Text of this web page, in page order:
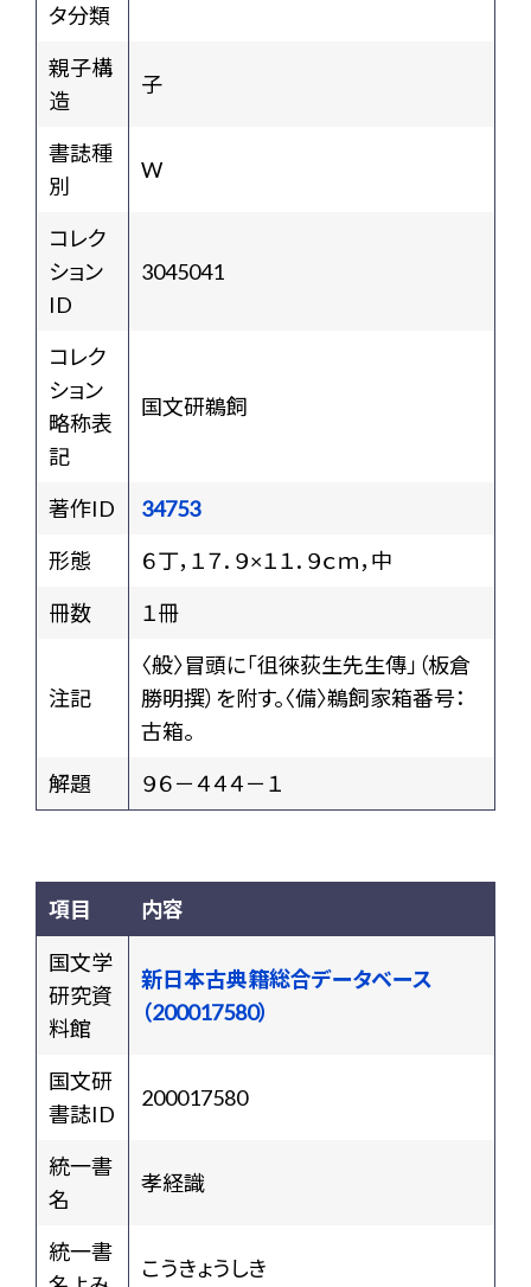
タ分類
親子構
造
子
書誌種
別
W
コレク
ション
ID
3045041
コレク
ション
略称表
記
国文研鵜飼
著作ID
34753
形態
６丁，１７．９×１１．９ｃｍ，中
冊数
１冊
注記
〈般〉冒頭に「徂徠荻生先生傳」（板倉
勝明撰）を附す。〈備〉鵜飼家箱番号：
古箱。
解題
９６－４４４－１
項目 内容
国文学
研究資
料館
新日本古典籍総合データベース
（200017580）
国文研
書誌ID
200017580
統一書
名
孝経識
統一書
こうきょうしき